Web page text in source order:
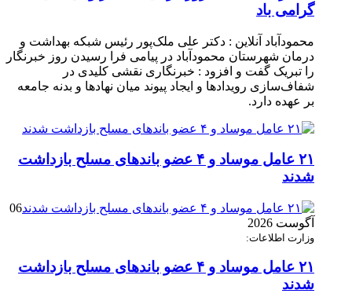
گرامی باد
محمودآباد آنلاین : دکتر علی ملک‌پور رئیس شبکه بهداشت و
درمان شهرستان محمودآباد در پیامی فرا رسیدن روز خبرنگار
را تبریک گفت و افزود : خبرنگاری نقشی کلیدی در
شفاف‌سازی رویدادها و ایجاد پیوند میان نهادها و بدنه جامعه
بر عهده دارد.
۲۱ عامل موساد و ۴ عضو باند‌های مسلح بازداشت
شدند
06
آگوست 2026
وزارت اطلاعات:
۲۱ عامل موساد و ۴ عضو باند‌های مسلح بازداشت
شدند